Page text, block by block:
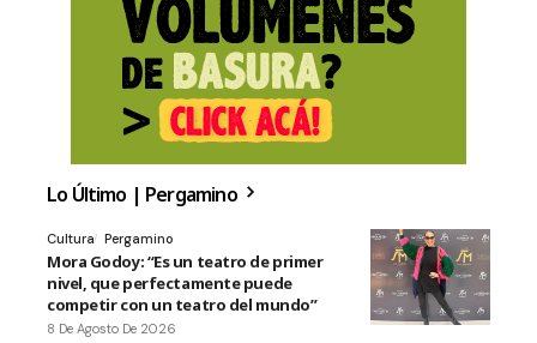
Lo Último | Pergamino
Cultura Pergamino
Mora Godoy: “Es un teatro de primer
nivel, que perfectamente puede
competir con un teatro del mundo”
8 De Agosto De 2026